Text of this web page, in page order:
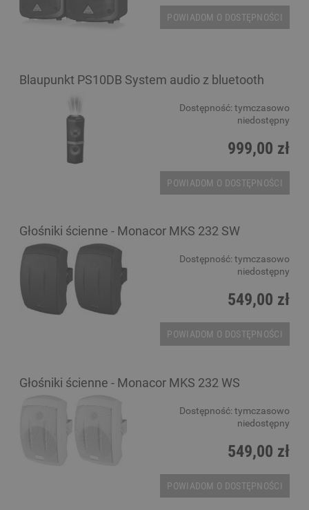
POWIADOM O DOSTĘPNOŚCI
Blaupunkt PS10DB System audio z bluetooth
Dostępność: tymczasowo
niedostępny
999,00 zł
POWIADOM O DOSTĘPNOŚCI
Głośniki ścienne - Monacor MKS 232 SW
Dostępność: tymczasowo
niedostępny
549,00 zł
POWIADOM O DOSTĘPNOŚCI
Głośniki ścienne - Monacor MKS 232 WS
Dostępność: tymczasowo
niedostępny
549,00 zł
POWIADOM O DOSTĘPNOŚCI